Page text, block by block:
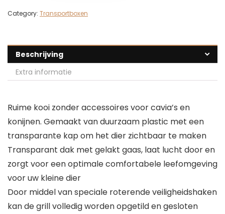
Category: Transportboxen
Beschrijving
Extra informatie
Ruime kooi zonder accessoires voor cavia’s en
konijnen. Gemaakt van duurzaam plastic met een
transparante kap om het dier zichtbaar te maken
Transparant dak met gelakt gaas, laat lucht door en
zorgt voor een optimale comfortabele leefomgeving
voor uw kleine dier
Door middel van speciale roterende veiligheidshaken
kan de grill volledig worden opgetild en gesloten